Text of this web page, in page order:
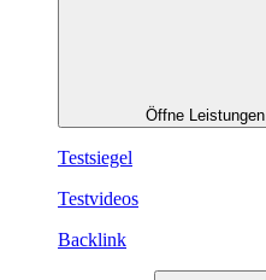
Öffne Leistungen
Testsiegel
Testvideos
Backlink